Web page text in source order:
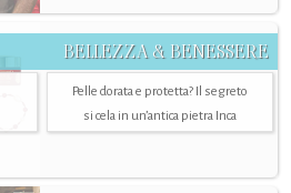
BELLEZZA & BENESSERE
Pelle dorata e protetta? Il segreto
si cela in un’antica pietra Inca